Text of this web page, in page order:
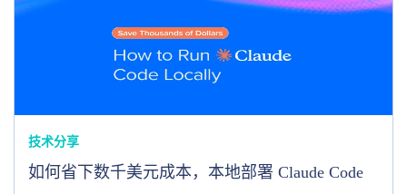
技术分享
如何省下数千美元成本，本地部署 Claude Code